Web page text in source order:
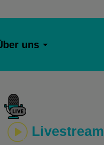
uns
Livestream